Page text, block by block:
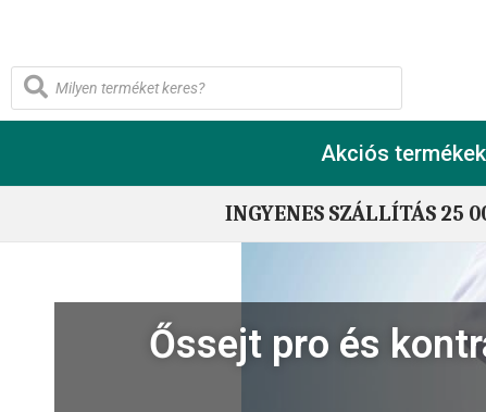
Akciós termékek
INGYENES SZÁLLÍTÁS 25
Őssejt pro és